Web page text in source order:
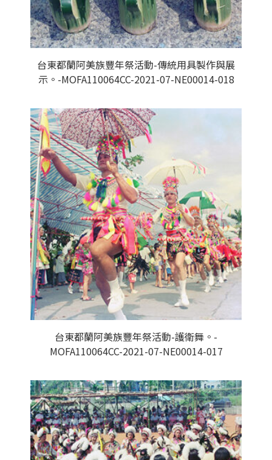
台東都蘭阿美族豐年祭活動-傳統用具製作與展
示。-MOFA110064CC-2021-07-NE00014-018
台東都蘭阿美族豐年祭活動-護衛舞。-
MOFA110064CC-2021-07-NE00014-017